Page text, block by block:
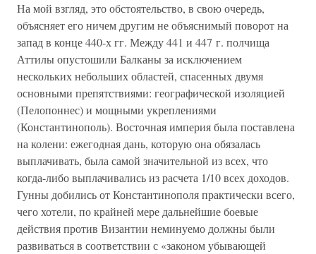
На мой взгляд, это обстоятельство, в свою очередь,
объясняет его ничем другим не объяснимый поворот на
запад в конце 440-х гг. Между 441 и 447 г. полчища
Аттилы опустошили Балканы за исключением
нескольких небольших областей, спасенных двумя
основными препятствиями: географической изоляцией
(Пелопоннес) и мощными укреплениями
(Константинополь). Восточная империя была поставлена
на колени: ежегодная дань, которую она обязалась
выплачивать, была самой значительной из всех, что
когда-либо выплачивались из расчета 1/10 всех доходов.
Гунны добились от Константинополя практически всего,
чего хотели, по крайней мере дальнейшие боевые
действия против Византии неминуемо должны были
развиваться в соответствии с «законом убывающей